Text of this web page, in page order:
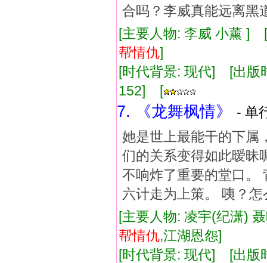
合吗？李威真能远离黑
[主要人物: 李威 小薰 ]
帮情仇]
[时代背景: 现代] [出
152] [
7. 《龙舞枫情》
- 单
她是世上最能干的下属
们的关系变得如此暧昧
不响炸了重要的堂口。
六计走为上策。 咦？
[主要人物: 凌宇(纪潇)
帮情仇,江湖恩怨]
[时代背景: 现代] [出